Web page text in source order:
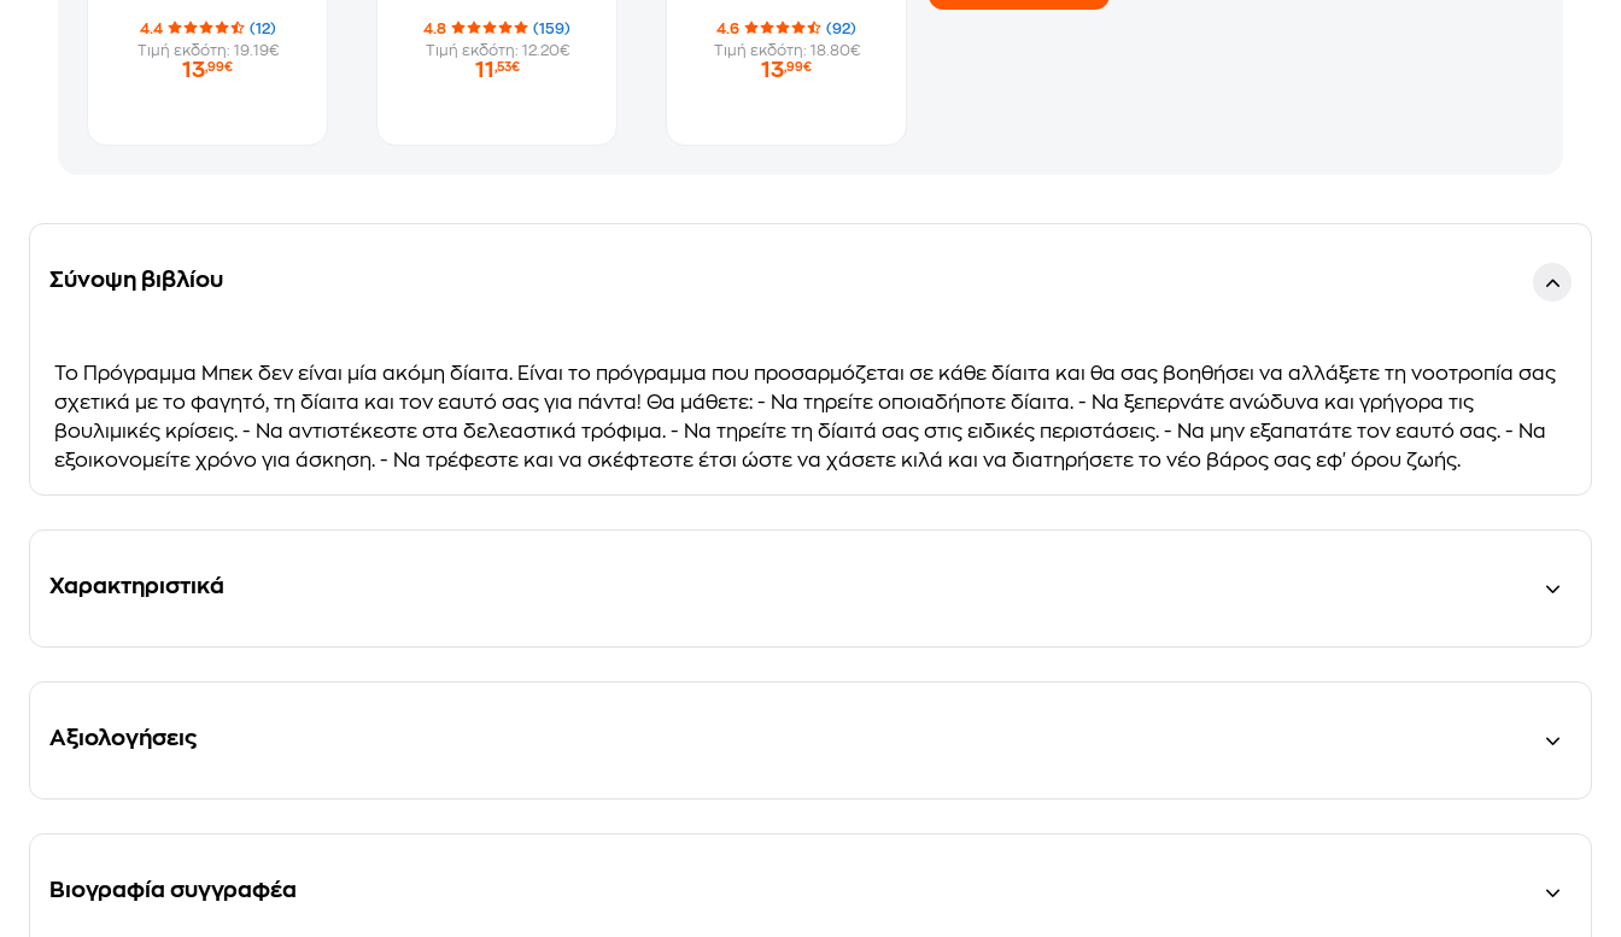
4.4
(12)
Τιμή εκδότη: 19.19€
13,99€
4.8
(159)
Τιμή εκδότη: 12.20€
11 ,53€
4.6
(92)
Τιμή εκδότη: 18.80€
13,99€
Σύνοψη βιβλίου
Το Πρόγραμμα Μπεκ δεν είναι μία ακόμη δίαιτα. Είναι το πρόγραμμα που προσαρμόζεται σε κάθε δίαιτα και θα σας βοηθήσει να αλλάξετε τη νοοτροπία σας
σχετικά με το φαγητό, τη δίαιτα και τον εαυτό σας για πάντα! Θα μάθετε: - Να τηρείτε οποιαδήποτε δίαιτα. - Να ξεπερνάτε ανώδυνα και γρήγορα τις
βουλιμικές κρίσεις. - Να αντιστέκεστε στα δελεαστικά τρόφιμα. - Να τηρείτε τη δίαιτά σας στις ειδικές περιστάσεις. - Να μην εξαπατάτε τον εαυτό σας. - Να
εξοικονομείτε χρόνο για άσκηση. - Να τρέφεστε και να σκέφτεστε έτσι ώστε να χάσετε κιλά και να διατηρήσετε το νέο βάρος σας εφ' όρου ζωής.
Χαρακτηριστικά
Αξιολογήσεις
Βιογραφία συγγραφέα